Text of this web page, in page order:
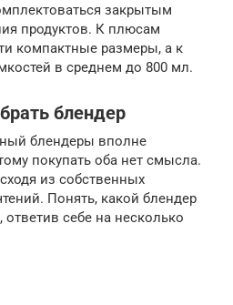
закрытым
продуктов. К плюсам
компактные размеры, а к
в среднем до 800 мл.
блендер
блендеры вполне
покупать оба нет смысла.
из собственных
Понять, какой блендер
себе на несколько